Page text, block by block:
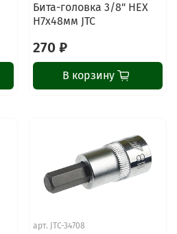
Бита-головка 3/8" HEX
H7х48мм JTC
270 ₽
В корзину
арт. JTC-34708